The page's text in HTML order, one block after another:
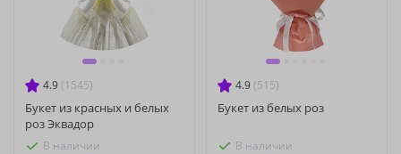
4.9 (1545)
Букет из красных и белых
роз Эквадор
В наличии
4.9 (515)
Букет из белых роз
В наличии